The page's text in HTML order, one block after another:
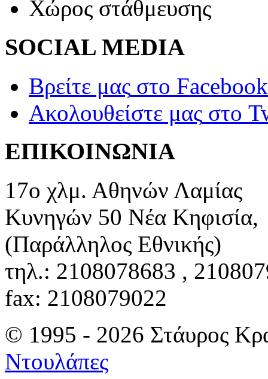
Χώρος στάθμευσης
SOCIAL MEDIA
Βρείτε μας στο Facebook
Ακολουθείστε μας στο
ΕΠΙΚΟΙΝΩΝΙΑ
17ο χλμ. Αθηνών Λαμίας
Κυνηγών 50 Νέα Κηφισία,
(Παράλληλος Εθνικής)
τηλ.: 2108078683 ,
fax: 2108079022
© 1995 - 2026 Στάυρος
Ντουλάπες